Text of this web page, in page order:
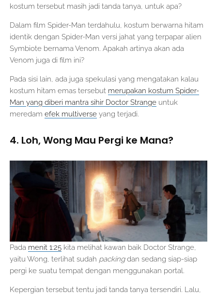
kostum tersebut masih jadi tanda tanya, untuk apa?
Dalam film Spider-Man terdahulu, kostum berwarna hitam
identik dengan Spider-Man versi jahat yang terpapar alien
Symbiote bernama Venom. Apakah artinya akan ada
Venom juga di film ini?
Pada sisi lain, ada juga spekulasi yang mengatakan kalau
kostum hitam emas tersebut merupakan kostum Spider-
Man yang diberi mantra sihir Doctor Strange untuk
meredam efek multiverse yang terjadi.
4. Loh, Wong Mau Pergi ke Mana?
Pada menit 1:25 kita melihat kawan baik Doctor Strange,
yaitu Wong, terlihat sudah packingdan sedang siap-siap
pergi ke suatu tempat dengan menggunakan portal.
Kepergian tersebut tentu jadi tanda tanya tersendiri. Lalu,